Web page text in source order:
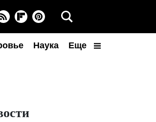
Наука Еще